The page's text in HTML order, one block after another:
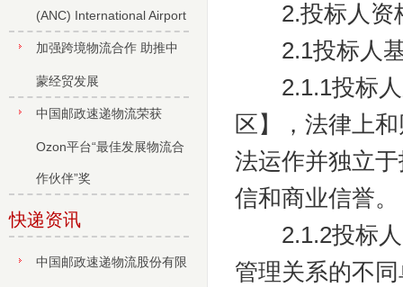
(ANC) International Airport
加强跨境物流合作 助推中
蒙经贸发展
中国邮政速递物流荣获
Ozon平台“最佳发展物流合
作伙伴”奖
快递资讯
中国邮政速递物流股份有限
2.投标人资
2.1投标人基
2.1.1投标人
区】，法律上
法运作并独立
信和商业信誉。
2.1.2投标人
管理关系的不